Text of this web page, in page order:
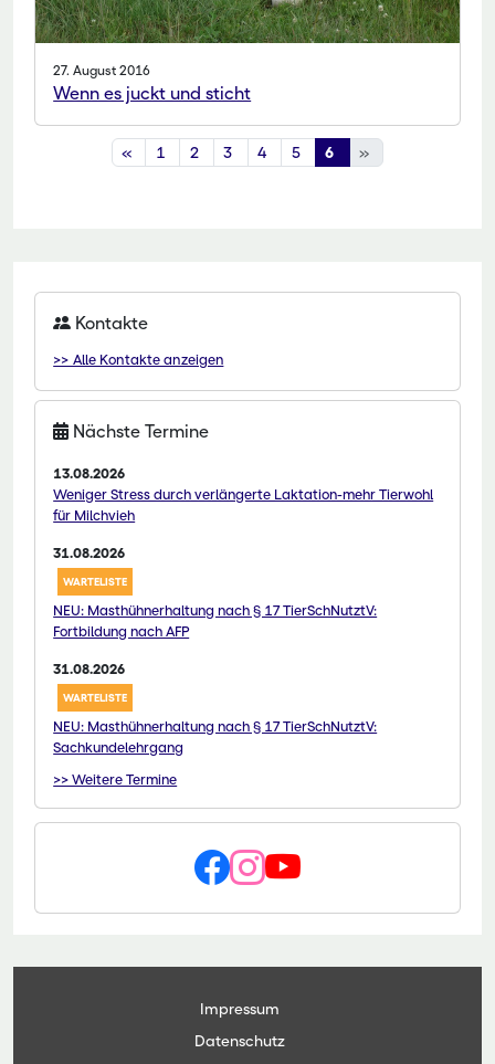
27. August 2016
Wenn es juckt und sticht
« 1 2 3 4 5 6 »
Kontakte
>> Alle Kontakte anzeigen
Nächste Termine
13.08.2026
Weniger Stress durch verlängerte Laktation-mehr Tierwohl
für Milchvieh
31.08.2026
WARTELISTE
NEU: Masthühnerhaltung nach § 17 TierSchNutztV:
Fortbildung nach AFP
31.08.2026
WARTELISTE
NEU: Masthühnerhaltung nach § 17 TierSchNutztV:
Sachkundelehrgang
>> Weitere Termine
Impressum
Datenschutz